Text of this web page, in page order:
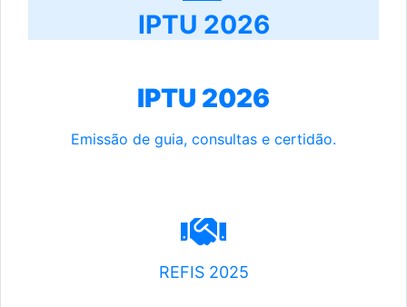
IPTU 2026
IPTU 2026
Emissão de guia, consultas e certidão.
REFIS 2025